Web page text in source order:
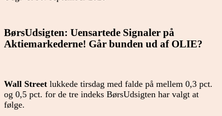
BørsUdsigten: Uensartede Signaler på
Aktiemarkederne! Går bunden ud af OLIE?
Wall Street lukkede tirsdag med falde på mellem 0,3 pct.
og 0,5 pct. for de tre indeks BørsUdsigten har valgt at
følge.